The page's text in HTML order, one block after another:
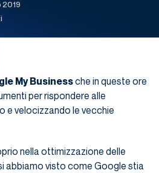
2019
My Businessche in queste ore
per rispondere alle
e velocizzando le vecchie
nella ottimizzazione delle
abbiamo visto come Google stia